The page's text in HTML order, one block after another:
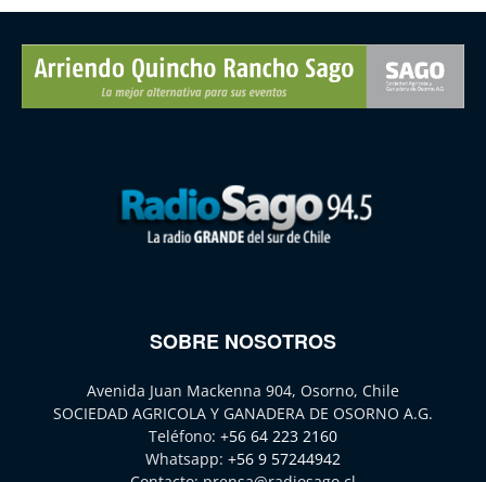
SOBRE NOSOTROS
Avenida Juan Mackenna 904, Osorno, Chile
SOCIEDAD AGRICOLA Y GANADERA DE OSORNO A.G.
Teléfono: +56 64 223 2160
Whatsapp: +56 9 57244942